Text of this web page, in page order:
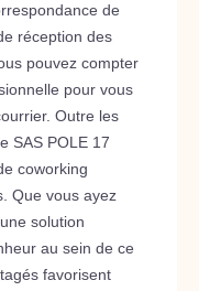
de
réception des
pouvez compter
pour vous
Outre les
SAS POLE 17
coworking
Que vous ayez
solution
au sein de ce
favorisent